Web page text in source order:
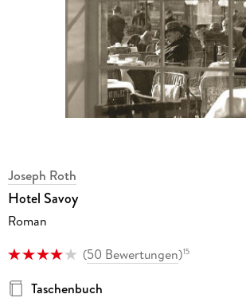
Joseph Roth
Hotel Savoy
Roman
(50 Bewertungen)15
Taschenbuch